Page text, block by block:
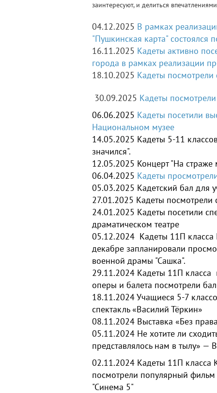
заинтересуют, и делиться
04.12.2025 В рамках
"Пушкинская карта" состоялся
16.11.2025 Кадеты активно
города в рамках реализации
18.10.2025 Кадеты посмотрели
30.09.2025 Кадеты
06.06.2025 Кадеты посетили
Национальном музее
14.05.2025 Кадеты 5-11
значился".
12.05.2025 Концерт "На страже
06.04.2025 Кадеты
05.03.2025 Кадетский бал для
27.01.2025 Кадеты посмотрели
24.01.2025 Кадеты посетили
драматическом театре
05.12.2024 Кадеты 11П
декабре запланировали
военной драмы "Сашка".
29.11.2024 Кадеты 11П класса
оперы и балета посмотрели
18.11.2024Учащиеся 5-7
спектакль «Василий Тёркин»
08.11.2024 Выставка «Без
05.11.2024 Не хотите ли
представлялось нам в тылу» —
02.11.2024 Кадеты 11П класса
посмотрели популярный фильм
"Синема 5"